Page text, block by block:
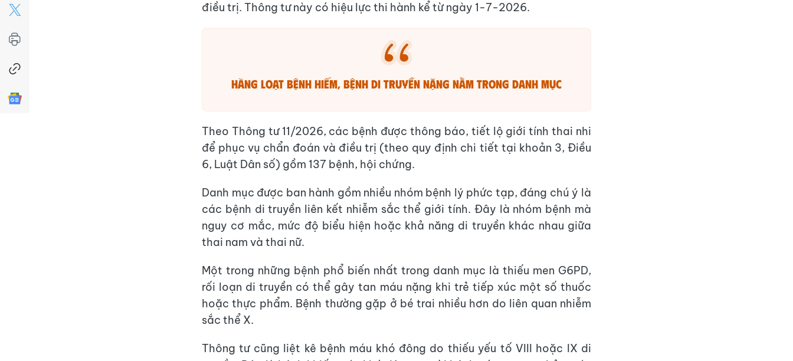
điều trị. Thông tư này có hiệu lực thi hành kể từ ngày 1-7-2026.
Hàng loạt bệnh hiếm, bệnh di truyền nặng nằm trong danh mục
Theo Thông tư 11/2026, các bệnh được thông báo, tiết lộ giới tính thai nhi
để phục vụ chẩn đoán và điều trị (theo quy định chi tiết tại khoản 3, Điều
6, Luật Dân số) gồm 137 bệnh, hội chứng.
Danh mục được ban hành gồm nhiều nhóm bệnh lý phức tạp, đáng chú ý là
các bệnh di truyền liên kết nhiễm sắc thể giới tính. Đây là nhóm bệnh mà
nguy cơ mắc, mức độ biểu hiện hoặc khả năng di truyền khác nhau giữa
thai nam và thai nữ.
Một trong những bệnh phổ biến nhất trong danh mục là thiếu men G6PD,
rối loạn di truyền có thể gây tan máu nặng khi trẻ tiếp xúc một số thuốc
hoặc thực phẩm. Bệnh thường gặp ở bé trai nhiều hơn do liên quan nhiễm
sắc thể X.
Thông tư cũng liệt kê bệnh máu khó đông do thiếu yếu tố VIII hoặc IX di